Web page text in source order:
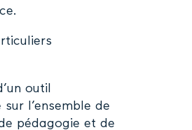
outil
l’ensemble de
pédagogie et de